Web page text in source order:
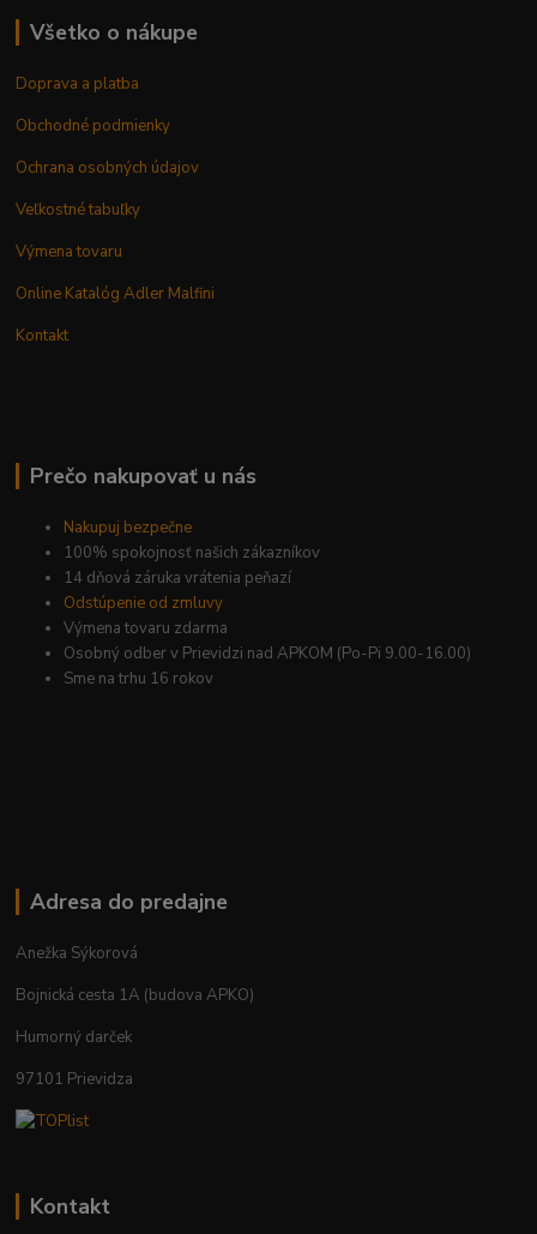
Všetko o nákupe
Doprava a platba
Obchodné podmienky
Ochrana osobných údajov
Veľkostné tabuľky
Výmena tovaru
Online Katalóg Adler Malfini
Kontakt
Prečo nakupovať u nás
Nakupuj bezpečne
100% spokojnosť našich zákazníkov
14 dňová záruka vrátenia peňazí
Odstúpenie od zmluvy
Výmena tovaru zdarma
Osobný odber v Prievidzi nad APKOM (Po-Pi 9.00-16.00)
Sme na trhu 16 rokov
Adresa do predajne
Anežka Sýkorová
Bojnická cesta 1A (budova APKO)
Humorný darček
97101 Prievidza
Kontakt